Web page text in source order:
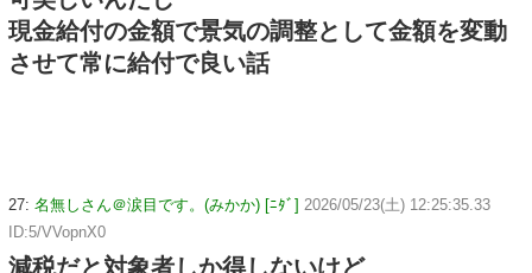
現金給付の金額で景気の調整として金額を変動
させて常に給付で良い話
27: 名無しさん＠涙目です。(みかか) [ﾆﾀﾞ] 2026/05/23(土) 12:25:35.33
ID:5/VVopnX0
減税だと対象者しか得しないけど